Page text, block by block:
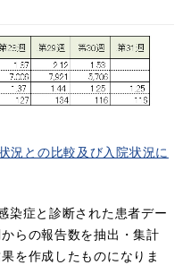
況との比較及び入院状況に
染症と診断された患者デー
らの報告数を抽出・集計
を作成したものになりま